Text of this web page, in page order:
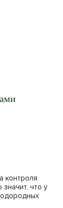
контроля
что у